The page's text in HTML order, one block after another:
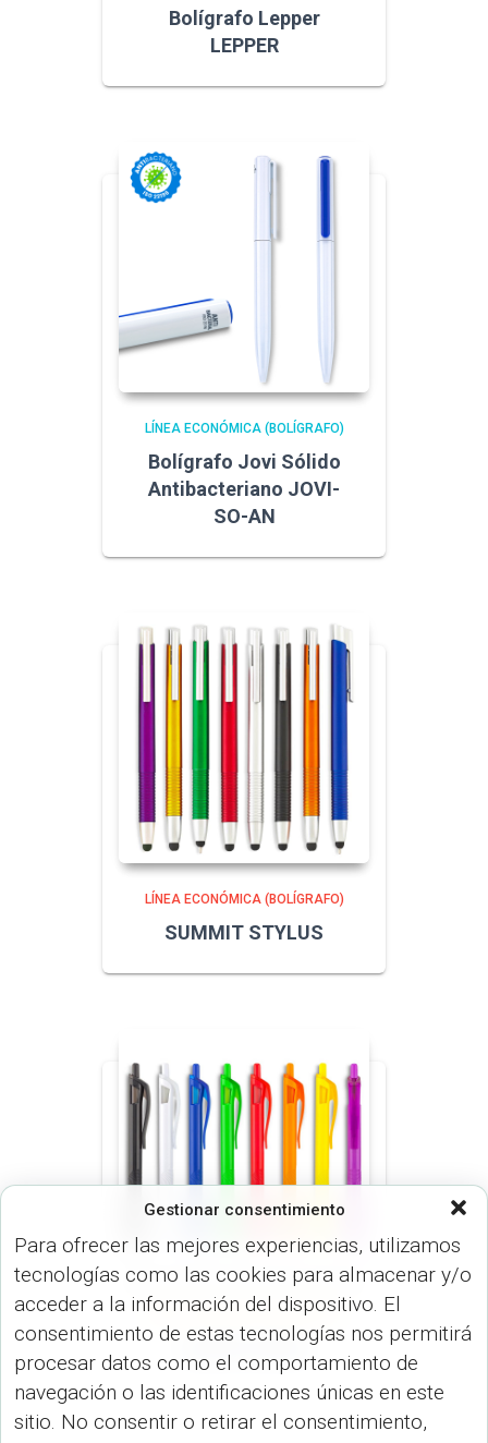
Gestionar consentimiento
Para ofrecer las mejores experiencias, utilizamos
tecnologías como las cookies para almacenar y/o
acceder a la información del dispositivo. El
consentimiento de estas tecnologías nos permitirá
procesar datos como el comportamiento de
navegación o las identificaciones únicas en este
sitio. No consentir o retirar el consentimiento,
Bolígrafo Lepper
LEPPER
LÍNEA ECONÓMICA (BOLÍGRAFO)
Bolígrafo Jovi Sólido
Antibacteriano JOVI-
SO-AN
LÍNEA ECONÓMICA (BOLÍGRAFO)
SUMMIT STYLUS
LÍNEA ECONÓMICA (BOLÍGRAFO)